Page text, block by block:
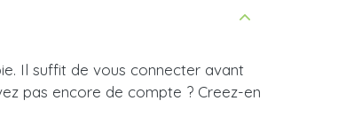
Il suffit de vous connecter avant
pas encore de compte ? Creez-en